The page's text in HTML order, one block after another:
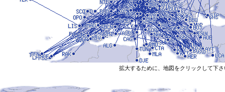
拡大するために、地図をクリックして下さ